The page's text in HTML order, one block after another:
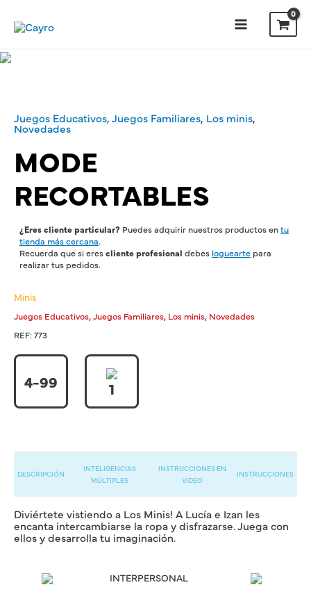
Juegos Educativos,Juegos Familiares, Los minis,
Novedades
MODE
RECORTABLES
¿Eres cliente particular? Puedes adquirir nuestros productos entu
tienda más cercana.
Recuerda que si erescliente profesional debes loguearte para
realizar tus pedidos.
Minis
Juegos Educativos,Juegos Familiares, Los minis, Novedades
REF:773
4-99 1
DESCRIPCIÓN
INTELIGENCIAS
MÚLTIPLES
INSTRUCCIONES EN
VÍDEO
INSTRUCCIONES
Diviértete vistiendo a Los Minis! A Lucía e Izan les
encanta intercambiarse la ropa y disfrazarse. Juega con
ellos y desarrolla tu imaginación.
INTERPERSONAL